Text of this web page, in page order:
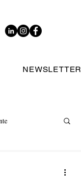
NEWSLETTER